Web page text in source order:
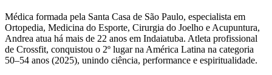
Médica formada pela Santa Casa de São Paulo, especialista em
Ortopedia, Medicina do Esporte, Cirurgia do Joelho e Acupuntura,
Andrea atua há mais de 22 anos em Indaiatuba. Atleta profissional
de Crossfit, conquistou o 2º lugar na América Latina na categoria
50–54 anos (2025), unindo ciência, performance e espiritualidade.